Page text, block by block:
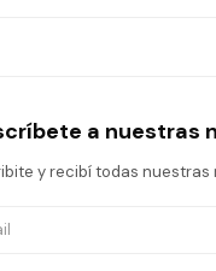
a nuestras
y recibí todas nuestras